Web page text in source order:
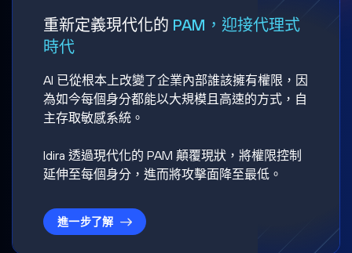
重新定義現代化的 PAM，迎接代理式
時代
AI 已從根本上改變了企業內部誰該擁有權限，因
為如今每個身分都能以大規模且高速的方式，自
主存取敏感系統。
Idira 透過現代化的 PAM 顛覆現狀，將權限控制
延伸至每個身分，進而將攻擊面降至最低。
進一步了解